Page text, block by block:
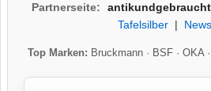
Partnerseite:
Tafelsilber|
Top Marken: Bruckmann· BSF· OKA·